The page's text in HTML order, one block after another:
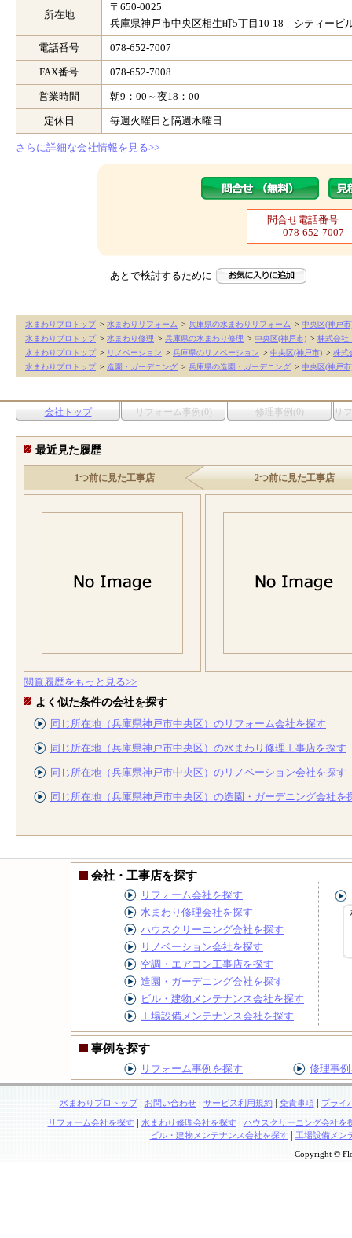
所在地
〒650-0025
兵庫県神戸市中央区相生町5丁目10-18 シティービ
電話番号 078-652-7007
FAX番号 078-652-7008
営業時間 朝9：00～夜18：00
定休日 毎週火曜日と隔週水曜日
さらに詳細な会社情報を見る>>
問合せ電話番号
078-652-7007
あとで検討するために
水まわりプロトップ > 水まわりリフォーム > 兵庫県の水まわりリフォーム > 中央区(神戸市
水まわりプロトップ > 水まわり修理 > 兵庫県の水まわり修理 > 中央区(神戸市) > 株式会
水まわりプロトップ > リノベーション > 兵庫県のリノベーション > 中央区(神戸市) > 株式
水まわりプロトップ > 造園・ガーデニング > 兵庫県の造園・ガーデニング > 中央区(神戸市
会社トップ リフォーム事例(0) 修理事例(0) リ
最近見た履歴
1つ前に見た工事店 2つ前に見た工事店
閲覧履歴をもっと見る>>
よく似た条件の会社を探す
同じ所在地（兵庫県神戸市中央区）のリフォーム会社を探す
同じ所在地（兵庫県神戸市中央区）の水まわり修理工事店を探す
同じ所在地（兵庫県神戸市中央区）のリノベーション会社を探す
同じ所在地（兵庫県神戸市中央区）の造園・ガーデニング会社を
会社・工事店を探す
リフォーム会社を探す
水まわり修理会社を探す
ハウスクリーニング会社を探す
リノベーション会社を探す
空調・エアコン工事店を探す
造園・ガーデニング会社を探す
ビル・建物メンテナンス会社を探す
工場設備メンテナンス会社を探す
事例を探す
リフォーム事例を探す 修理事
水まわりプロトップ| お問い合わせ| サービス利用規約| 免責事項| プライ
リフォーム会社を探す | 水まわり修理会社を探す | ハウスクリーニング会社を
ビル・建物メンテナンス会社を探す| 工場設備メン
Copyright ©